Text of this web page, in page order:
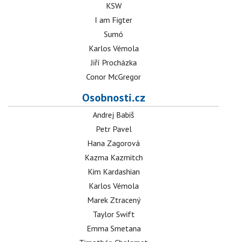
KSW
I am Figter
Sumó
Karlos Vémola
Jiří Procházka
Conor McGregor
Osobnosti.cz
Andrej Babiš
Petr Pavel
Hana Zagorová
Kazma Kazmitch
Kim Kardashian
Karlos Vémola
Marek Ztracený
Taylor Swift
Emma Smetana